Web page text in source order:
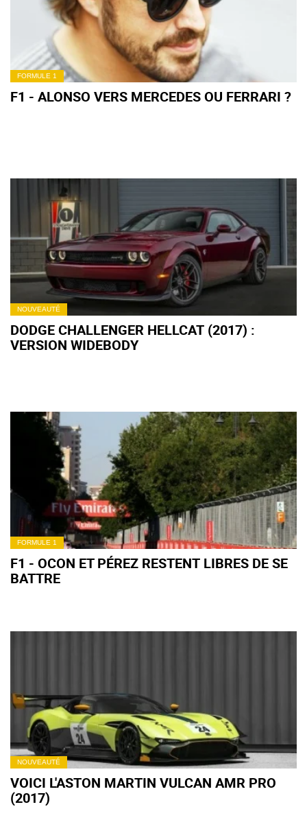
FORMULE 1
F1 - ALONSO VERS MERCEDES OU FERRARI ?
NOUVEAUTÉ
DODGE CHALLENGER HELLCAT (2017) :
VERSION WIDEBODY
FORMULE 1
F1 - OCON ET PÉREZ RESTENT LIBRES DE SE
BATTRE
NOUVEAUTÉ
VOICI L'ASTON MARTIN VULCAN AMR PRO
(2017)